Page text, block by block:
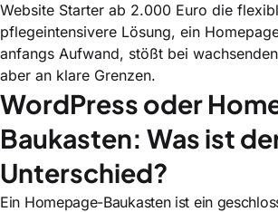
Website Starter ab 2.000 Euro die
pflegeintensivere Lösung, ein
anfangs Aufwand, stößt bei
aber an klare Grenzen.
WordPress oder
Baukasten: Was ist
Unterschied?
Ein Homepage-Baukasten ist ein